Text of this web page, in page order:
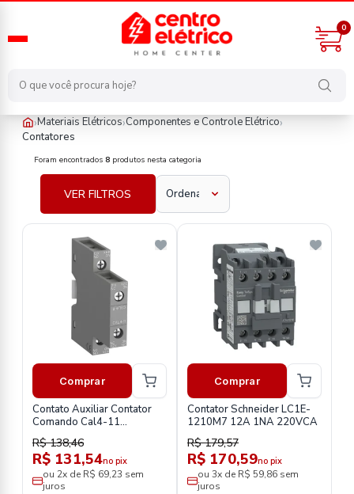
0
›Materiais Elétricos›Componentes e Controle Elétrico›
Contatores
materiais-eletricos/componentes-e-controle-eletrico/
Foram encontrados 8 produtos nesta categoria
VER FILTROS
Comprar
Contato Auxiliar Contator
Comando Cal4-11
1sbn010120r1011
R$ 138,46
R$ 131,54no pix
ou 2x de R$ 69,23 sem
juros
Comprar
Contator Schneider LC1E-
1210M7 12A 1NA 220VCA
R$ 179,57
R$ 170,59no pix
ou 3x de R$ 59,86 sem
juros